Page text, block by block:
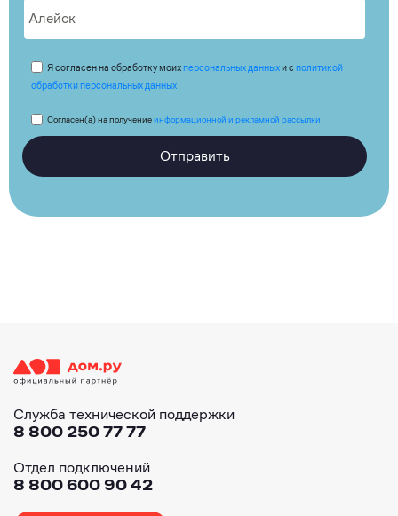
Я согласен на обработку моих персональных данныхи с политикой
обработки персональных данных
Согласен(а) на получениеинформационной и рекламной рассылки
Отправить
Служба технической поддержки
8 800 250 77 77
Отдел подключений
8 800 600 90 42